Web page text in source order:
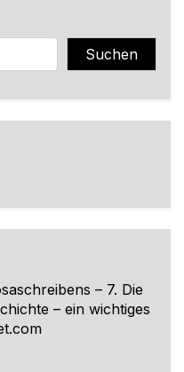
Suchen
– 7. Die
– ein wichtiges